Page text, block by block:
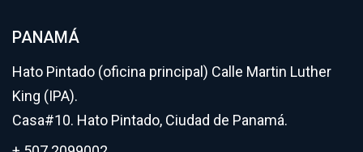
PANAMÁ
Hato Pintado (oficina principal) Calle Martin Luther
King (IPA).
Casa#10. Hato Pintado, Ciudad de Panamá.